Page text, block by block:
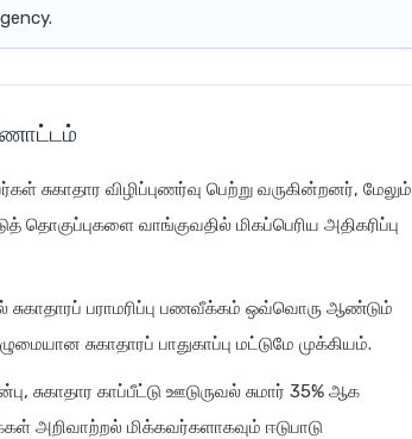
சுகாதார விழிப்புணர்வு பெற்று வருகின்றனர், மேலும்
வாங்குவதில் மிகப்பெரிய அதிகரிப்பு
சுகாதாரப் பராமரிப்பு பணவீக்கம் ஒவ்வொரு ஆண்டும்
சுகாதாரப் பாதுகாப்பு மட்டுமே முக்கியம்.
சுகாதார காப்பீட்டு ஊடுருவல் சுமார் 35% ஆக
அறிவாற்றல் மிக்கவர்களாகவும் ஈடுபாடு